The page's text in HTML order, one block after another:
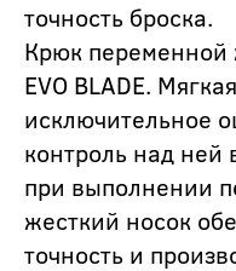
точность броска.
Крюк переменной
EVO BLADE.
исключительное
контроль над ней
при выполнении
жесткий носок
точность и